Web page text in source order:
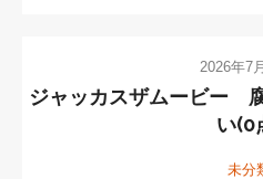
2026年7
ジャッカスザムービー
い(0
未分